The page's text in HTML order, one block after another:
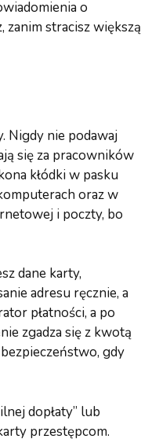
o
zanim stracisz większą
Nigdy nie podawaj
się za pracowników
kłódki w pasku
oraz w
i poczty, bo
dane karty,
adresu ręcznie, a
płatności, a po
zgadza się z kwotą
gdy
dopłaty” lub
przestępcom.